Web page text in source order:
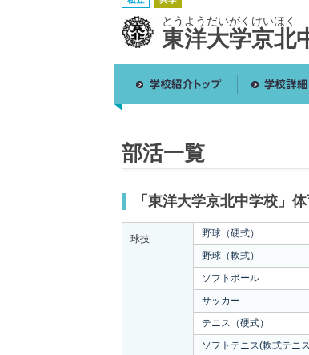
とうようだいがくけいほく
東洋大学京北
部活一覧
「東洋大学京北中学校」
球技 野球（硬式）
野球（軟式）
ソフトボール
サッカー
テニス（硬式）
ソフトテニス(軟式テニ